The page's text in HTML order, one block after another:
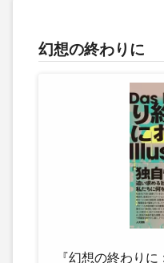
幻想の終わりに
『幻想の終わり